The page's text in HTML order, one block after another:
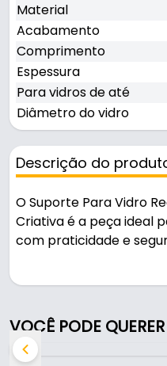
Material
Acabamento
Comprimento
Espessura
Para vidros de até
Diâmetro do vidro
Descrição do
O Suporte Para Vidro
Criativa é a peça ideal
com praticidade e
Fabricado em Zamac
fosco, é resistente e
VOCÊ PODE QUERER